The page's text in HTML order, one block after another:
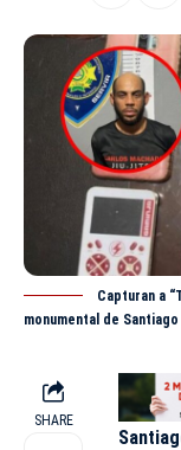
Capturan a
monumental de Santiago
SHARE